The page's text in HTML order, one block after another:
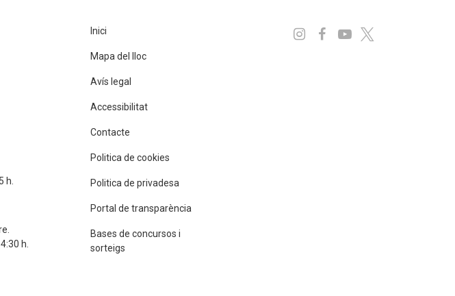
h.
h.
Inici
Mapa del lloc
Avís legal
Accessibilitat
Contacte
Politica de cookies
Politica de privadesa
Portal de transparència
Bases de concursos i
sorteigs
Instagram
Facebook
Youtube